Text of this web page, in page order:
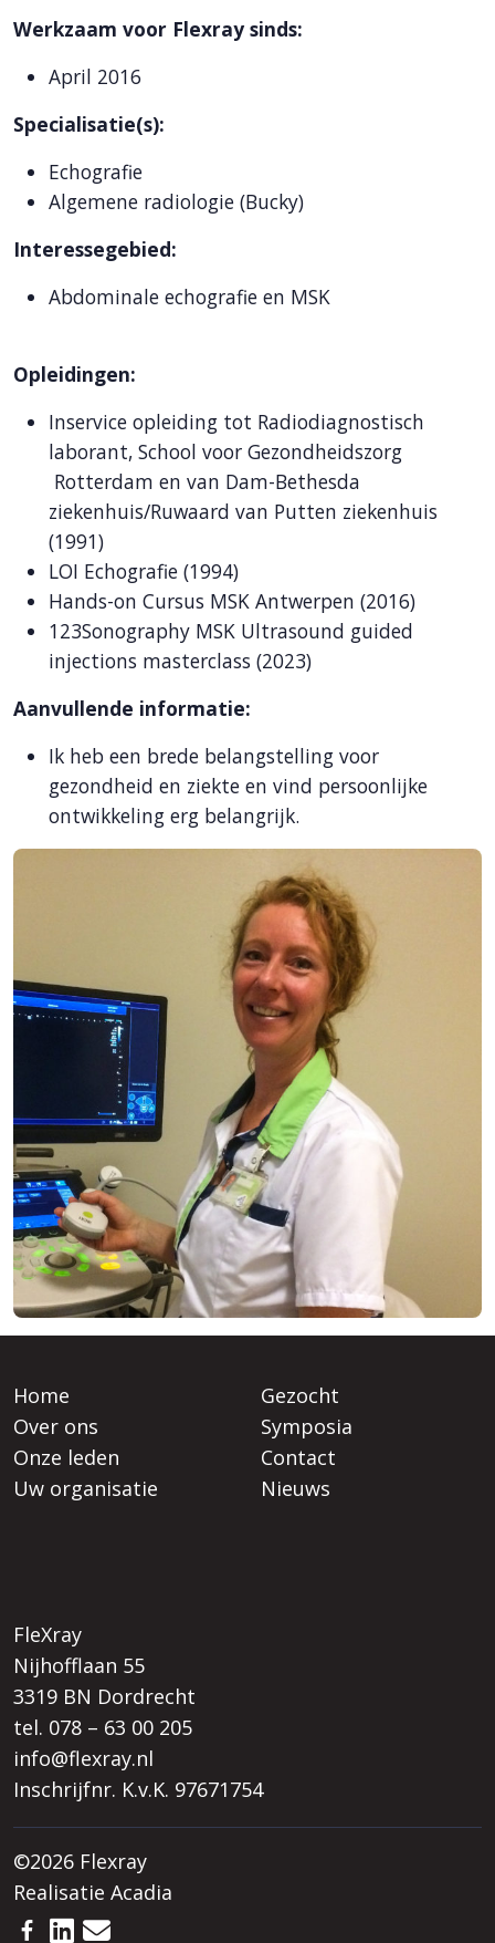
Werkzaam voor Flexray sinds:
April 2016
Specialisatie(s):
Echografie
Algemene radiologie (Bucky)
Interessegebied:
Abdominale echografie en MSK
Opleidingen:
Inservice opleiding tot Radiodiagnostisch
laborant, School voor Gezondheidszorg
Rotterdam en van Dam-Bethesda
ziekenhuis/Ruwaard van Putten ziekenhuis
(1991)
LOI Echografie (1994)
Hands-on Cursus MSK Antwerpen (2016)
123Sonography MSK Ultrasound guided
injections masterclass (2023)
Aanvullende informatie:
Ik heb een brede belangstelling voor
gezondheid en ziekte en vind persoonlijke
ontwikkeling erg belangrijk.
Home
Over ons
Onze leden
Uw organisatie
Gezocht
Symposia
Contact
Nieuws
FleXray
Nijhofflaan 55
3319 BN Dordrecht
tel. 078 – 63 00 205
info@flexray.nl
Inschrijfnr. K.v.K. 97671754
©2026 Flexray
Realisatie Acadia